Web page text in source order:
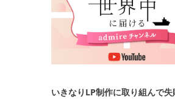
いきなりLP制作に取り組んで失